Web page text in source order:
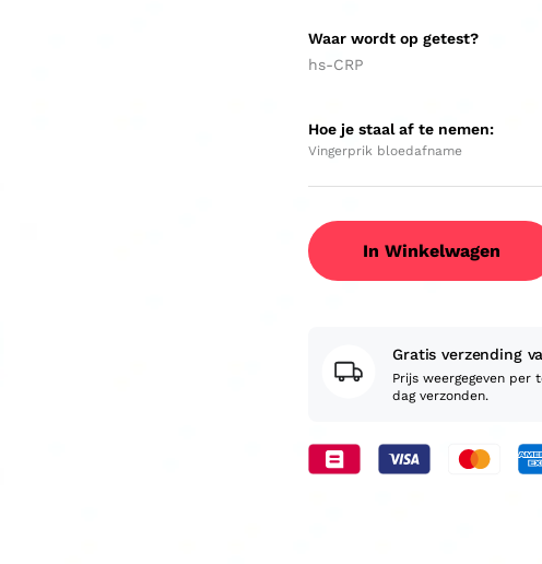
Waar wordt op getest?
hs-CRP
Hoe je staal af te nemen:
Vingerprik bloedafname
In Winkelwagen
Gratis verzending
Prijs weergegeven per
dag verzonden.